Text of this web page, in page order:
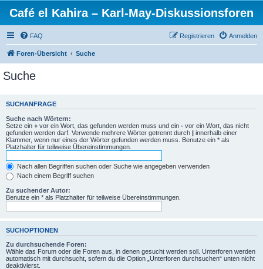
Café el Kahira – Karl-May-Diskussionsforen
FAQ Anmelden
Registrieren
Foren-Übersicht Suche
Suche
SUCHANFRAGE
Suche nach Wörtern:
Setze ein + vor ein Wort, das gefunden werden muss und ein - vor ein Wort, das nicht
gefunden werden darf. Verwende mehrere Wörter getrennt durch | innerhalb einer
Klammer, wenn nur eines der Wörter gefunden werden muss. Benutze ein * als
Platzhalter für teilweise Übereinstimmungen.
Nach allen Begriffen suchen oder Suche wie angegeben verwenden
Nach einem Begriff suchen
Zu suchender Autor:
Benutze ein * als Platzhalter für teilweise Übereinstimmungen.
SUCHOPTIONEN
Zu durchsuchende Foren:
Wähle das Forum oder die Foren aus, in denen gesucht werden soll. Unterforen werden
automatisch mit durchsucht, sofern du die Option „Unterforen durchsuchen“ unten nicht
deaktivierst.